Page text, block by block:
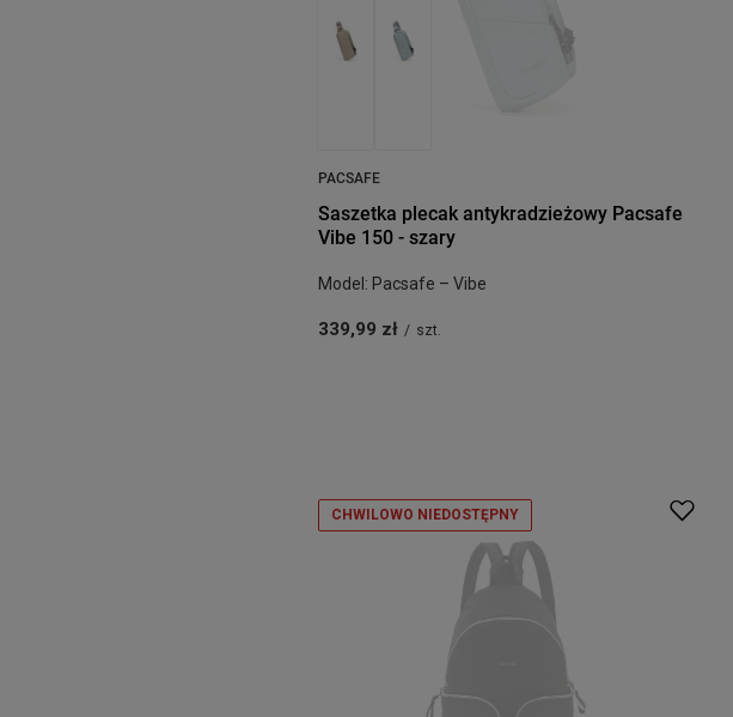
PACSAFE
Saszetka plecak antykradzieżowy Pacsafe
Vibe 150 - szary
Model: Pacsafe – Vibe
339,99 zł / szt.
CHWILOWO NIEDOSTĘPNY